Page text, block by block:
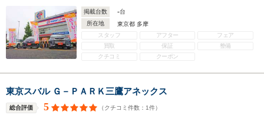
掲載台数 -台
所在地
東京都 多摩
スタッフ
アフター
フェア
買取
保証
整備
クチコミ
クーポン
東京スバル Ｇ－ＰＡＲＫ三鷹アネックス
総合評価 5 （クチコミ件数： 1件）